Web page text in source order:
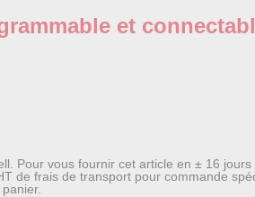
et
Pour vous fournir cet article en ± 16
de frais de transport pour commande